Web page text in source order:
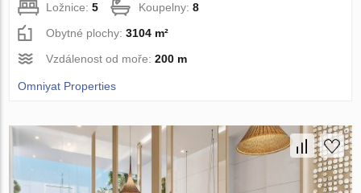
Ložnice:5 Koupelny:8
Obytné plochy:3104 m²
Vzdálenost od moře:200 m
Omniyat Properties